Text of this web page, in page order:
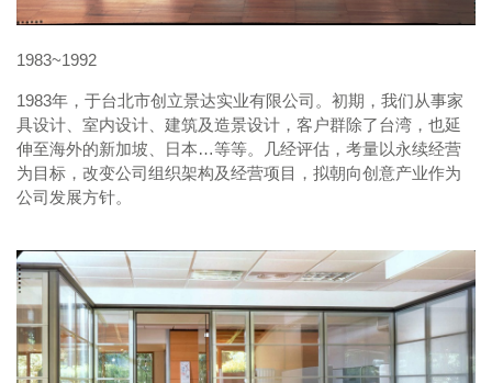
1983~1992
1983年，于台北市创立景达实业有限公司。初期，我们从事家
具设计、室内设计、建筑及造景设计，客户群除了台湾，也延
伸至海外的新加坡、日本…等等。几经评估，考量以永续经营
为目标，改变公司组织架构及经营项目，拟朝向创意产业作为
公司发展方针。